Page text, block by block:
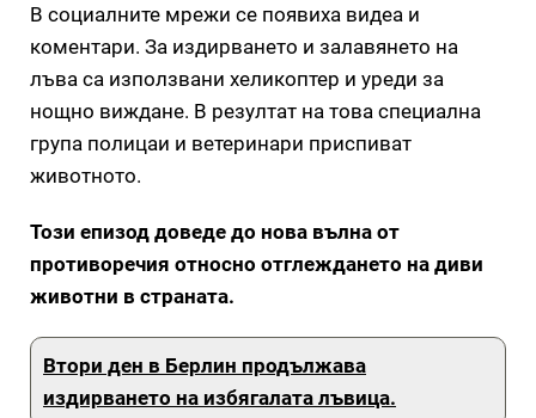
В социалните мрежи се появиха видеа и
коментари. За издирването и залавянето на
лъва са използвани хеликоптер и уреди за
нощно виждане. В резултат на това специална
група полицаи и ветеринари приспиват
животното.
Този епизод доведе до нова вълна от
противоречия относно отглеждането на диви
животни в страната.
Втори ден в Берлин продължава
издирването на избягалата лъвица.